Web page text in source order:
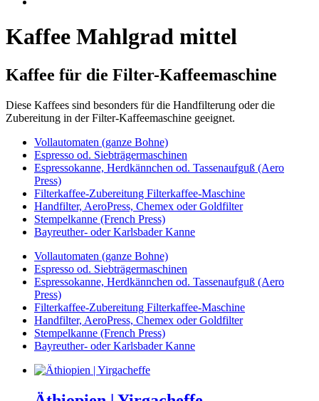
Kaffee Mahlgrad mittel
Kaffee für die Filter-Kaffeemaschine
Diese Kaffees sind besonders für die Handfilterung oder die
Zubereitung in der Filter-Kaffeemaschine geeignet.
Vollautomaten (ganze Bohne)
Espresso od. Siebträgermaschinen
Espressokanne, Herdkännchen od. Tassenaufguß (Aero
Press)
Filterkaffee-Zubereitung Filterkaffee-Maschine
Handfilter, AeroPress, Chemex oder Goldfilter
Stempelkanne (French Press)
Bayreuther- oder Karlsbader Kanne
Vollautomaten (ganze Bohne)
Espresso od. Siebträgermaschinen
Espressokanne, Herdkännchen od. Tassenaufguß (Aero
Press)
Filterkaffee-Zubereitung Filterkaffee-Maschine
Handfilter, AeroPress, Chemex oder Goldfilter
Stempelkanne (French Press)
Bayreuther- oder Karlsbader Kanne